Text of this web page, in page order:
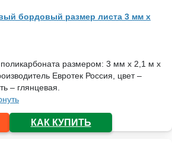
бордовый размер листа 3 мм x
поликарбоната размером: 3 мм х 2,1 м х
Евротек Россия, цвет –
– глянцевая.
КАК КУПИТЬ